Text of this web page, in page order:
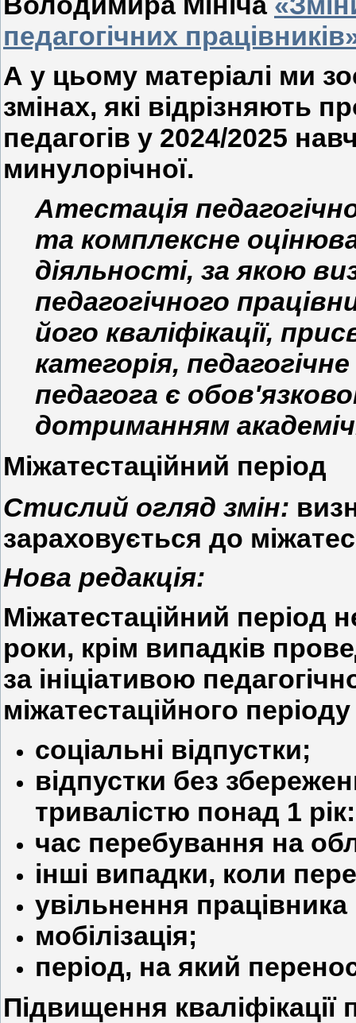
педагогічних
А у цьому матеріалі ми
змінах, які відрізняють
педагогів у 2024/2025
минулорічної.
Атестація
та комплексне
діяльності, за якою
педагогічного
його кваліфікації,
категорія,
педагога є
дотриманням
Міжатестаційний період
Стислий огляд змін:
зараховується до
Нова редакція:
Міжатестаційний період
роки, крім випадків
за ініціативою
міжатестаційного
соціальні відпустки;
відпустки без
тривалістю понад 1 рік:
час перебування на
інші випадки, коли
увільнення
мобілізація;
період, на який
Підвищення кваліфікації